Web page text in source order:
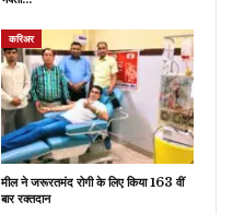
करिअर
मील ने जरूरतमंद रोगी के लिए किया 163 वीं
बार रक्तदान